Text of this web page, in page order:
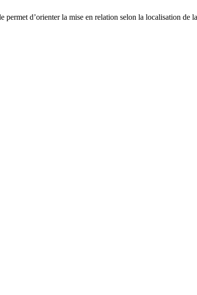
d’orienter la mise en relation selon la localisation de